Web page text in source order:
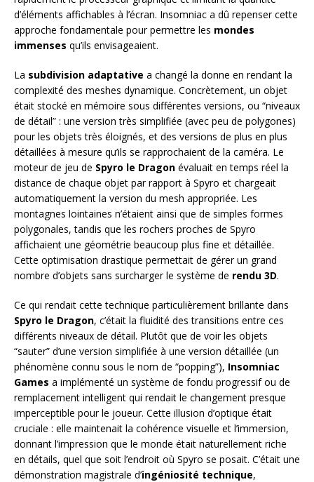
d’éléments affichables à l’écran. Insomniac a dû repenser cette
approche fondamentale pour permettre les mondes
immenses qu’ils envisageaient.
La subdivision adaptative a changé la donne en rendant la
complexité des meshes dynamique. Concrètement, un objet
était stocké en mémoire sous différentes versions, ou “niveaux
de détail” : une version très simplifiée (avec peu de polygones)
pour les objets très éloignés, et des versions de plus en plus
détaillées à mesure qu’ils se rapprochaient de la caméra. Le
moteur de jeu de Spyro le Dragon évaluait en temps réel la
distance de chaque objet par rapport à Spyro et chargeait
automatiquement la version du mesh appropriée. Les
montagnes lointaines n’étaient ainsi que de simples formes
polygonales, tandis que les rochers proches de Spyro
affichaient une géométrie beaucoup plus fine et détaillée.
Cette optimisation drastique permettait de gérer un grand
nombre d’objets sans surcharger le système de rendu 3D.
Ce qui rendait cette technique particulièrement brillante dans
Spyro le Dragon, c’était la fluidité des transitions entre ces
différents niveaux de détail. Plutôt que de voir les objets
“sauter” d’une version simplifiée à une version détaillée (un
phénomène connu sous le nom de “popping”), Insomniac
Games a implémenté un système de fondu progressif ou de
remplacement intelligent qui rendait le changement presque
imperceptible pour le joueur. Cette illusion d’optique était
cruciale : elle maintenait la cohérence visuelle et l’immersion,
donnant l’impression que le monde était naturellement riche
en détails, quel que soit l’endroit où Spyro se posait. C’était une
démonstration magistrale d’ingéniosité technique,